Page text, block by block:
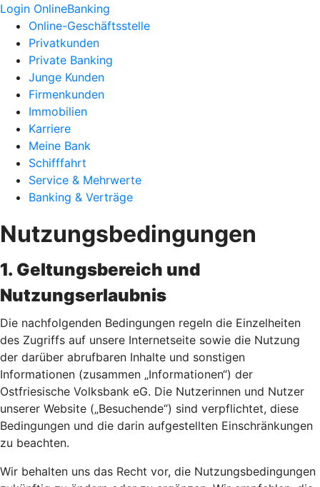
Login OnlineBanking
Online-Geschäftsstelle
Privatkunden
Private Banking
Junge Kunden
Firmenkunden
Immobilien
Karriere
Meine Bank
Schifffahrt
Service & Mehrwerte
Banking & Verträge
Nutzungsbedingungen
1. Geltungsbereich und
Nutzungserlaubnis
Die nachfolgenden Bedingungen regeln die Einzelheiten
des Zugriffs auf unsere Internetseite sowie die Nutzung
der darüber abrufbaren Inhalte und sonstigen
Informationen (zusammen „Informationen“) der
Ostfriesische Volksbank eG. Die Nutzerinnen und Nutzer
unserer Website („Besuchende“) sind verpflichtet, diese
Bedingungen und die darin aufgestellten Einschränkungen
zu beachten.
Wir behalten uns das Recht vor, die Nutzungsbedingungen